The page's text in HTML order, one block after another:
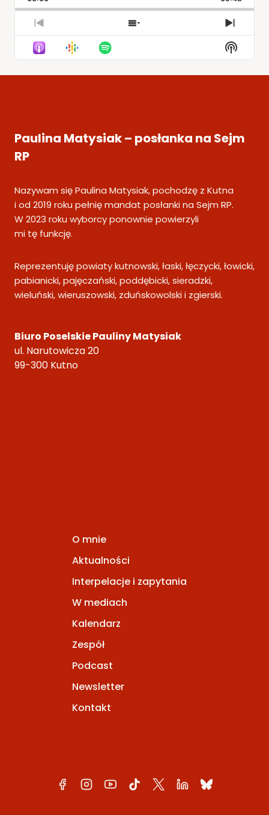
Previous
Episode
Show
Episodes
Next
Show
Paulina Matysiak – posłanka na Sejm
RP
Nazywam się Paulina Matysiak, pochodzę z Kutna
i od 2019 roku pełnię mandat posłanki na Sejm RP.
W 2023 roku wyborcy ponownie powierzyli
mi tę funkcję.
Reprezentuję powiaty kutnowski, łaski, łęczycki, łowicki,
pabianicki, pajęczański, poddębicki, sieradzki,
wieluński, wieruszowski, zduńskowolski i zgierski.
Biuro Poselskie Pauliny Matysiak
ul. Narutowicza 20
99-300 Kutno
O mnie
Aktualności
Interpelacje i zapytania
W mediach
Kalendarz
Zespół
Podcast
Newsletter
Kontakt